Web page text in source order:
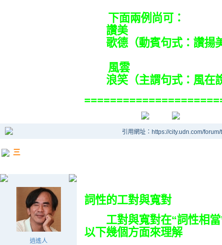
下面兩例尚可：
讚美
歌德（動賓句式：讚揚
風雲
浪笑（主謂句式：風在
引用網址：https://city.udn.com/
三
逍遙人
詞性的工對與寬對
工對與寬對在“詞性相當
以下幾個方面來理解